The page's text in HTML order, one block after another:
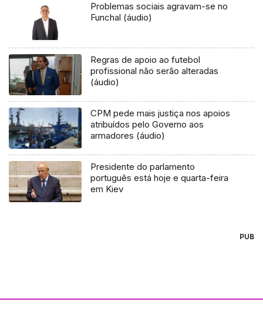
Problemas sociais agravam-se no
Funchal (áudio)
Regras de apoio ao futebol
profissional não serão alteradas
(áudio)
CPM pede mais justiça nos apoios
atribuídos pelo Governo aos
armadores (áudio)
Presidente do parlamento
português está hoje e quarta-feira
em Kiev
PUB